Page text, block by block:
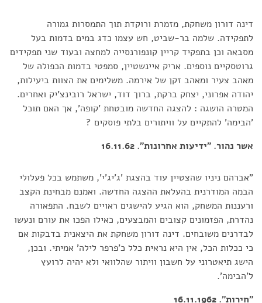
דינה דורון משחקת, מזמרת ורוקדת תוך התמסרות גמורה
לתפקידה. שלמה בר-שביט, חש עצמו כדג במים בדמות בעל
מסבאה וכן בתפקיד קריין קונפורנסייה למחצה ובעוד שני תפקידים
גרוטסקיים נוספים. אריק איינשטיין, סמפטי בדמות הכפולה של
מאהב צעיר ומאהב זקן של אירמה. משלימים את הצוות ביעילות,
יהודה אפרוני, יצחק ברקת, ברוך דוד, ישראל רובינצ'יק ואחרים.
המטרה הושגה : להצגה החדשה מובטחת 'קופה', אך האם תוכל
'הבימה' להתקיים על וויתורים בלתי פוסקים ?
אשר נהור. "ידיעות אחרונות". 16.11.62
"אברהם ניניו שהצטיין עוד בהצגת 'ג'יג'י', משתמש בכל פעלולי
הבמה המודרנית בהעלאת ההצגה החדשה. ואמנם מבחינת הקצב
ורעננות המשחק, הוא הגיע להישגים ראויים לשבח. התפאורה
נהדרת, הפזמונים קצובים והמבצעים, כאילו הפכו את עורם ונעשו
לבדרנים משובחים. דינה דורון משחקת את היצאנית בדבקות אם
כי ככלות הכל, אין היא נראית כלל כ'פרפר לילה' אמיתי. ובכן,
הישג תיאטרוני על חשבון וויתור שהלוואי ולא יהיה לרועץ
ל'הבימה'.
"חירות". 16.11.1962